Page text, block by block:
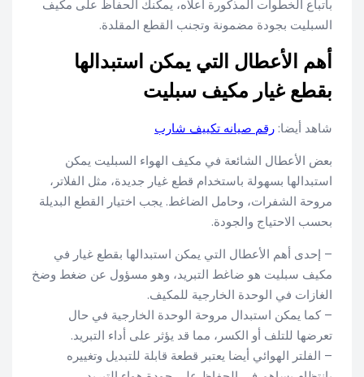
باتباع الخطوات المذكورة أعلاه، يمكنك الحفاظ على مكيف
السبليت بجودة مضمونة وتجنب القطع المقلدة.
أهم الأعطال التي يمكن استبدالها
بقطع غيار مكيف سبليت
شاهد أيضا: رقم صيانه تكييف شارب
بعض الأعطال الشائعة في مكيف الهواء السبليت يمكن
استبدالها بسهولة باستخدام قطع غيار جديدة، مثل الفلاتر،
مروحة الشفرات، وحامل الضاغط. يجب اختيار القطع البديلة
بحسب الاحتياج والجودة.
– إحدى أهم الأعطال التي يمكن استبدالها بقطع غيار في
مكيف سبليت هو ضاغط التبريد، وهو مسؤول عن ضغط وضخ
الغازات في الوحدة الخارجية للمكيف.
– كما يمكن استبدال مروحة الوحدة الخارجية في حال
تعرضها للتلف أو الكسر، مما قد يؤثر على أداء التبريد.
– الفلتر الهوائي أيضا يعتبر قطعة قابلة للتبديل وتغييره